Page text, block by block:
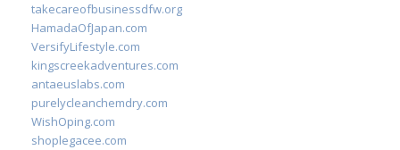
takecareofbusinessdfw.org
HamadaOfJapan.com
VersifyLifestyle.com
kingscreekadventures.com
antaeuslabs.com
purelycleanchemdry.com
WishOping.com
shoplegacee.com